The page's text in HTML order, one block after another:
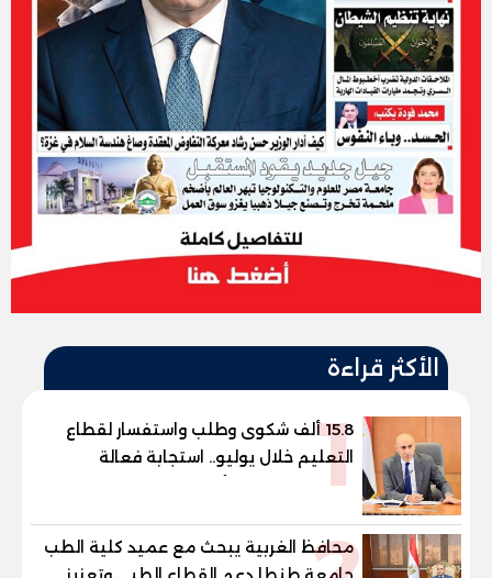
الأكثر قراءة
115.8 ألف شكوى وطلب واستفسار لقطاع
التعليم خلال يوليو.. استجابة فعالة
لشكاوى الطلاب وأولياء الأمور
محافظ الغربية يبحث مع عميد كلية الطب